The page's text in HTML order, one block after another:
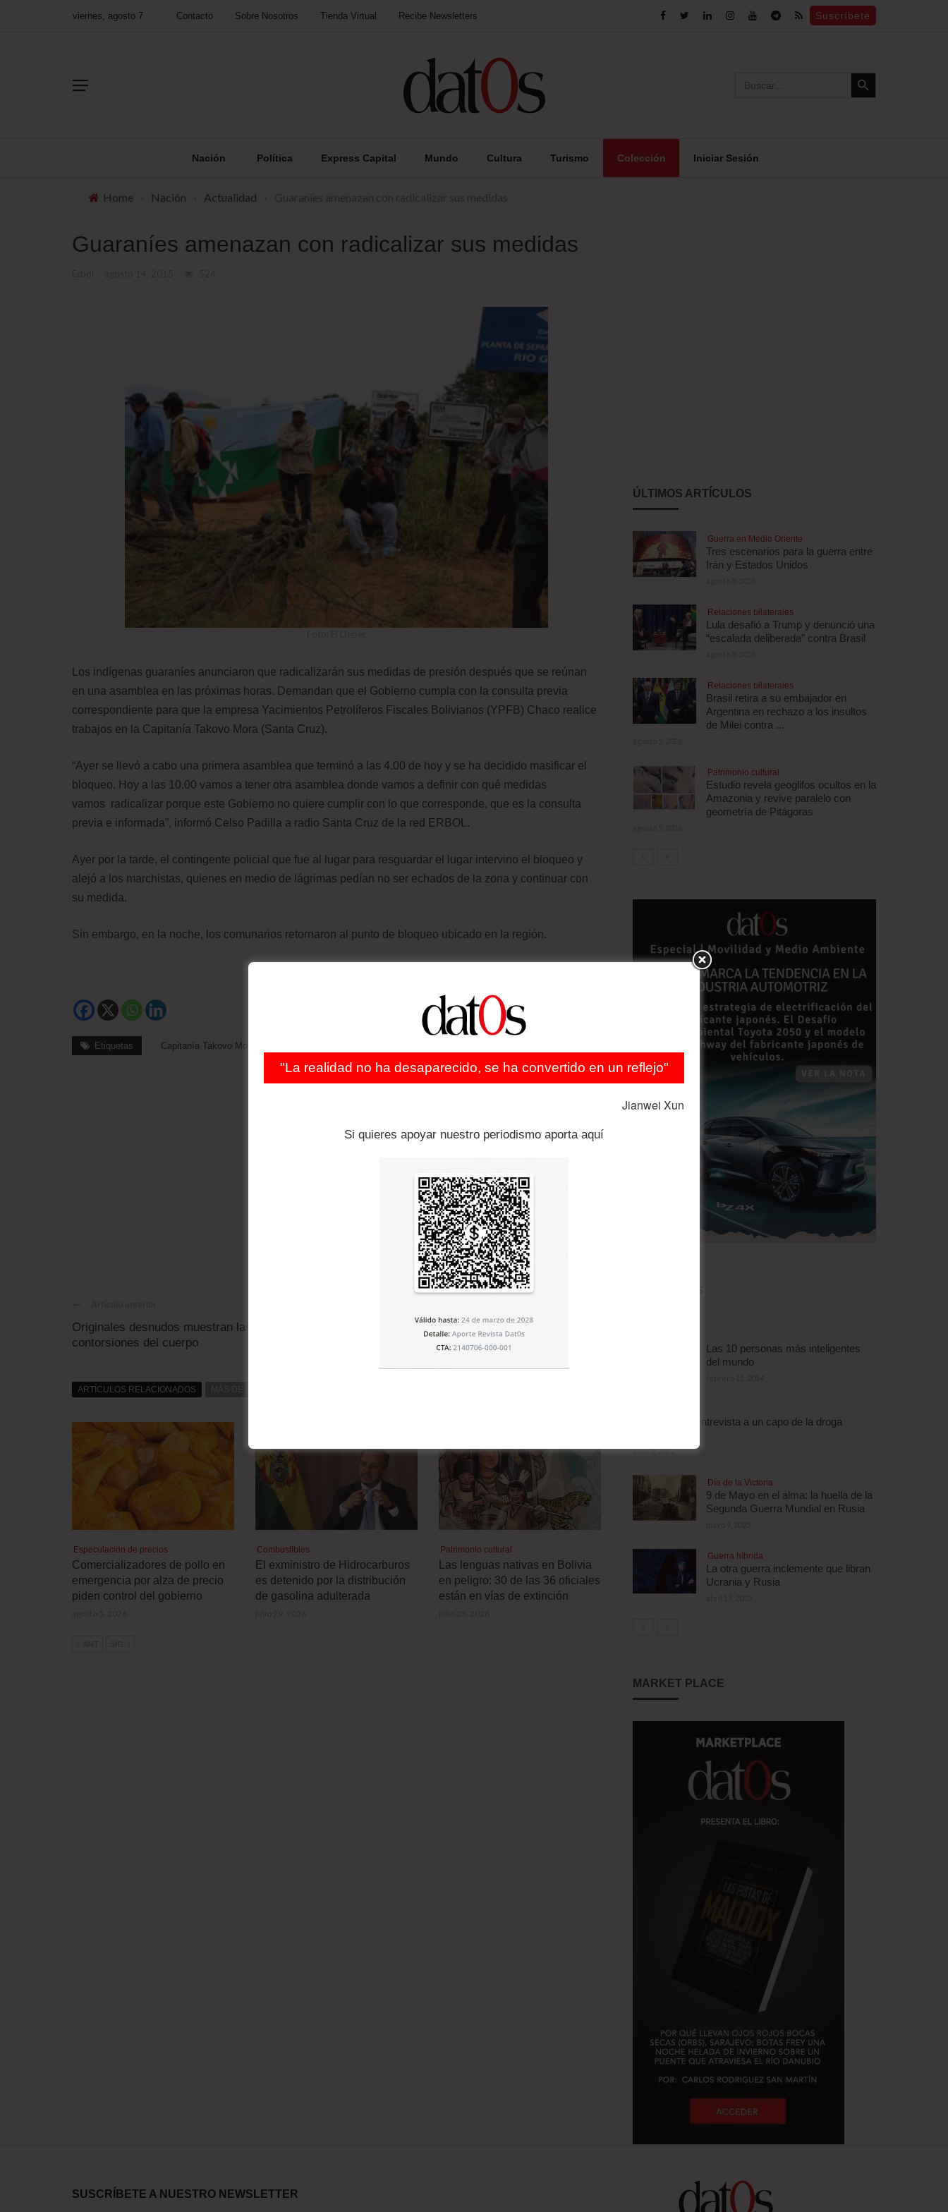
viernes, agosto 7 Contacto Sobre Nosotros Tienda Virtual Recibe Newsletters Suscríbete
for:
Search Button
Nación Política Express Capital Mundo Cultura Turismo Colección Iniciar Sesión
Home Nación Actualidad
Guaraníes amenazan con radicalizar sus medidas
Los indígenas guaraníes anunciaron que radicalizarán sus medidas de presión después que se reúnan
en una asamblea en las próximas horas. Demandan que el Gobierno cumpla con la consulta previa
correspondiente para que la empresa Yacimientos Petrolíferos Fiscales Bolivianos (YPFB) Chaco realice
trabajos en la Capitanía Takovo Mora (Santa Cruz).
“Ayer se llevó a cabo una primera asamblea que terminó a las 4.00 de hoy y se ha decidido masificar el
bloqueo. Hoy a las 10.00 vamos a tener otra asamblea donde vamos a definir con qué medidas
vamos radicalizar porque este Gobierno no quiere cumplir con lo que corresponde, que es la consulta
previa e informada”, informó Celso Padilla a radio Santa Cruz de la red ERBOL.
Ayer por la tarde, el contingente policial que fue al lugar para resguardar el lugar intervino el bloqueo y
alejó a los marchistas, quienes en medio de lágrimas pedían no ser echados de la zona y continuar con
su medida.
Sin embargo, en la noche, los comunarios retornaron al punto de bloqueo ubicado en la región.
Etiquetas Capitanía Takovo Mora
Originales desnudos muestran las
contorsiones del cuerpo
40% de coca no se comercializa en mercados
ARTÍCULOS RELACIONADOS
Especulación de precios
Comercializadores de pollo en
emergencia por alza de precio
piden control del gobierno
Combustibles
El exministro de Hidrocarburos
es detenido por la distribución
de gasolina adulterada
Patrimonio cultural
Las lenguas nativas en Bolivia
en peligro: 30 de las 36 oficiales
están en vías de extinción
ÚLTIMOS ARTÍCULOS
Guerra en Medio Oriente
Tres escenarios para la guerra entre
Irán y Estados Unidos
Relaciones bilaterales
Lula desafió a Trump y denunció una
“escalada deliberada” contra Brasil
Relaciones bilaterales
Brasil retira a su embajador en
Argentina en rechazo a los insultos
de Milei contra ...
Patrimonio cultural
Estudio revela geoglifos ocultos en la
Amazonia y revive paralelo con
geometría de Pitágoras
Las 10 personas más inteligentes
del mundo
Escalofriante entrevista a un capo de la droga
abril 3, 2012
Día de la Victoria
9 de Mayo en el alma: la huella de la
Segunda Guerra Mundial en Rusia
Guerra híbrida
La otra guerra inclemente que libran
Ucrania y Rusia
MARKET PLACE
SUSCRÍBETE A NUESTRO NEWSLETTER
"La realidad no ha desaparecido, se ha convertido en un reflejo"
Jianwei Xun
Si quieres apoyar nuestro periodismo aporta aquí